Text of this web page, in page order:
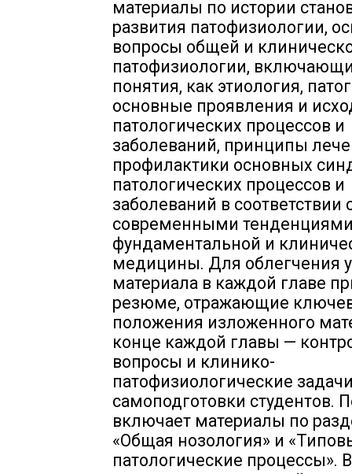
материалы по истории
развития патофизиологии,
вопросы общей и
патофизиологии,
понятия, как этиология,
основные проявления и
патологических процессов и
заболеваний, принципы
профилактики основных
патологических процессов и
заболеваний в соответствии
современными
фундаментальной и
медицины. Для облегчения
материала в каждой главе
резюме, отражающие
положения изложенного
конце каждой главы —
вопросы и клинико-
патофизиологические
самоподготовки студентов.
включает материалы по
«Общая нозология» и
патологические процессы».